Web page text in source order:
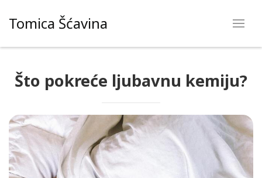
Tomica Šćavina
Što pokreće ljubavnu kemiju?